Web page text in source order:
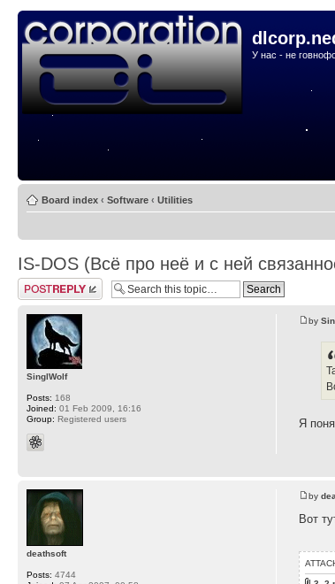
У нас - не
Board index ‹ Software ‹ Utilities
IS-DOS (Всё про неё и с ней
Post a reply
by
Я
SinglWolf
Posts: 168
Joined: 01 Feb 2009, 16:16
Group: Registered users
by
Вот
deathsoft
Posts: 4744